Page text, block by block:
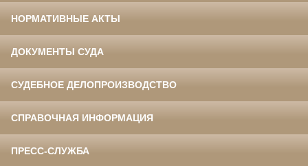
НОРМАТИВНЫЕ АКТЫ
ДОКУМЕНТЫ СУДА
СУДЕБНОЕ ДЕЛОПРОИЗВОДСТВО
СПРАВОЧНАЯ ИНФОРМАЦИЯ
ПРЕСС-СЛУЖБА